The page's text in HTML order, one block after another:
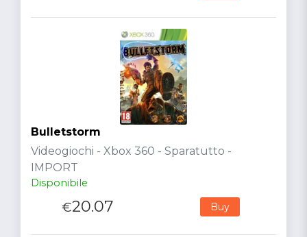
Bulletstorm
Videogiochi - Xbox 360 - Sparatutto -
IMPORT
Disponibile
€20.07 Buy